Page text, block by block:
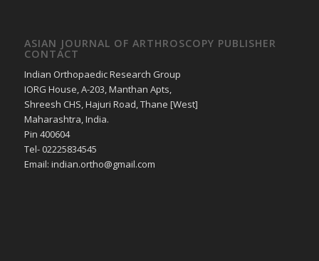
ASIAN JOURNAL OF ARTHROSCOPY PUBLISHER
CONTACT
Indian Orthopaedic Research Group
IORG House, A-203, Manthan Apts,
Shreesh CHS, Hajuri Road, Thane [West]
Maharashtra, India.
Pin 400604
Tel- 02225834545
Email: indian.ortho@gmail.com